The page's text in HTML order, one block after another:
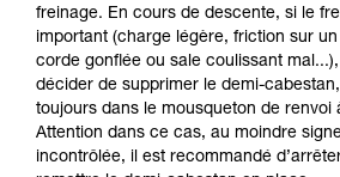
freinage. En cours de descente, si le
important (charge légère, friction sur
corde gonflée ou sale coulissant
décider de supprimer le demi-
toujours dans le mousqueton de renvoi
Attention dans ce cas, au moindre
incontrôlée, il est recommandé